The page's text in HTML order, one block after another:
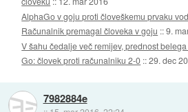
AlphaGo v goju proti človeškemu prvaku
Računalnik premagal človeka v goju ::9.
V šahu čedalje več remijev, prednost
Go: človek proti računalniku 2-0 ::29. dec
7982884e